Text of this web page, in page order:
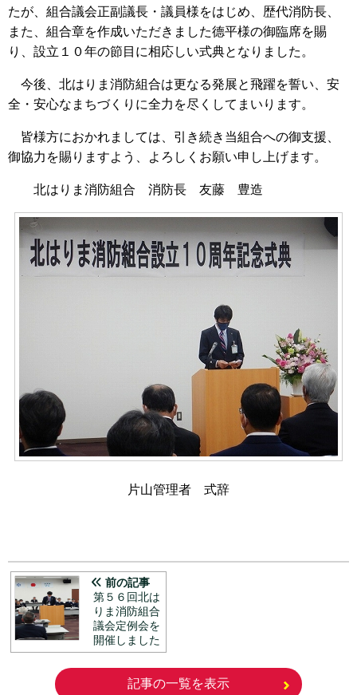
たが、組合議会正副議長・議員様をはじめ、歴代消防長、
また、組合章を作成いただきました德平様の御臨席を賜
り、設立１０年の節目に相応しい式典となりました。
今後、北はりま消防組合は更なる発展と飛躍を誓い、安
全・安心なまちづくりに全力を尽くしてまいります。
皆様方におかれましては、引き続き当組合への御支援、
御協力を賜りますよう、よろしくお願い申し上げます。
北はりま消防組合 消防長 友藤 豊造
片山管理者 式辞
前の記事
第５６回北は
りま消防組合
議会定例会を
開催しました
記事の一覧を表示